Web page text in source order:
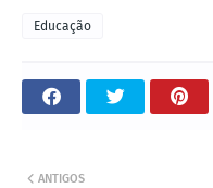
Educação
ANTIGOS